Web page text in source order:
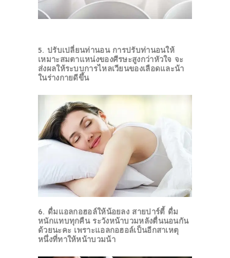
SERVICES
BEAUTY TIPS
PATIENT REVIEWS
PRE & POST CAUTIONS
CONSULT & RESERVATION
5. ปรับเปลี่ยนท่านอนการปรับท่านอนให้
เหมาะสมตาแหน่งของศีรษะสูงกว่าหัวใจ จะ
ส่งผลให้ระบบการไหลเวียนของเลือดและน้า
ในร่างกายดีขึ้น
6. ดื่มแอลกอฮอล์ให้น้อยลง สายปาร์ตี้ ดื่ม
หนักแทบทุกคืน ระวังหน้าบวมหลังตื่นนอนกัน
ด้วยนะคะ เพราะแอลกอฮอล์เป็นอีกสาเหตุ
หนึ่งที่ทาให้หน้าบวมน้า